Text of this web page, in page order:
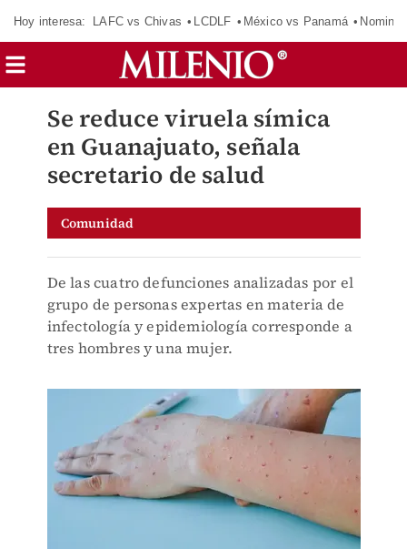
Hoy interesa: LAFC vs Chivas LCDLF México vs Panamá
Se reduce viruela símica
en Guanajuato, señala
secretario de salud
Comunidad
De las cuatro defunciones analizadas por el
grupo de personas expertas en materia de
infectología y epidemiología corresponde a
tres hombres y una mujer.